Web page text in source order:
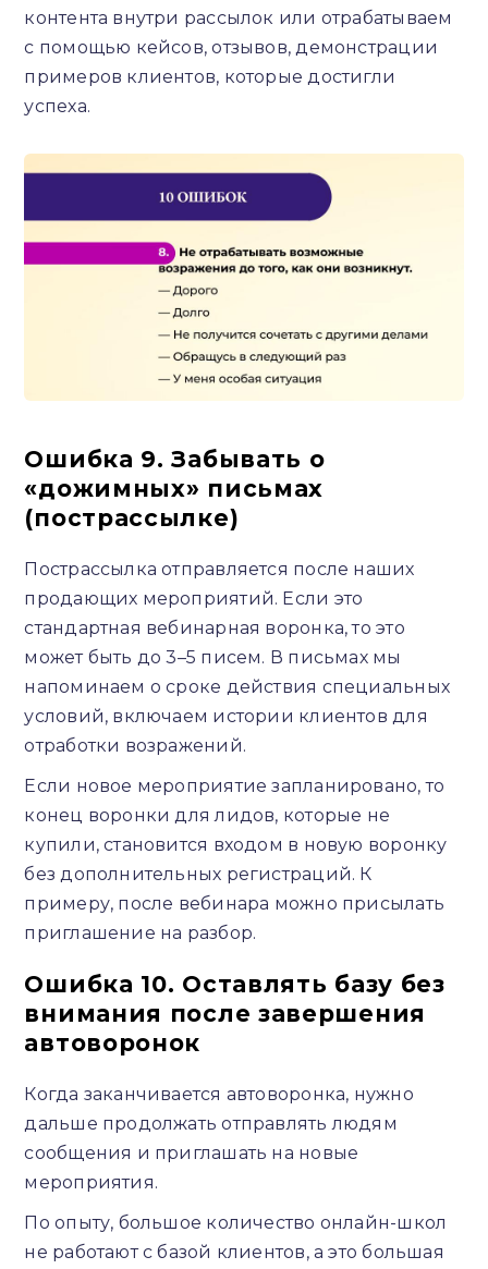
контента внутри рассылок или отрабатываем
с помощью кейсов, отзывов, демонстрации
примеров клиентов, которые достигли
успеха.
Ошибка 9. Забывать о
«дожимных» письмах
(пострассылке)
Пострассылка отправляется после наших
продающих мероприятий. Если это
стандартная вебинарная воронка, то это
может быть до 3–5 писем. В письмах мы
напоминаем о сроке действия специальных
условий, включаем истории клиентов для
отработки возражений.
Если новое мероприятие запланировано, то
конец воронки для лидов, которые не
купили, становится входом в новую воронку
без дополнительных регистраций. К
примеру, после вебинара можно присылать
приглашение на разбор.
Ошибка 10. Оставлять базу без
внимания после завершения
автоворонок
Когда заканчивается автоворонка, нужно
дальше продолжать отправлять людям
сообщения и приглашать на новые
мероприятия.
По опыту, большое количество онлайн-школ
не работают с базой клиентов, а это большая